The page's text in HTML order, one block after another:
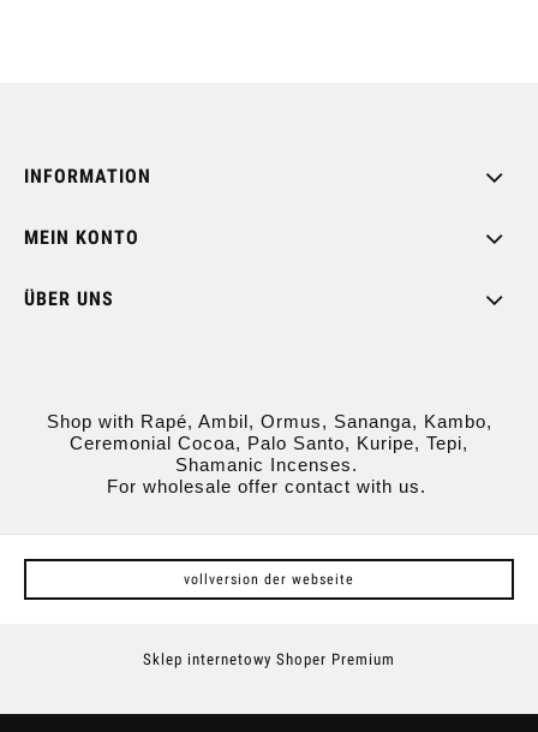
INFORMATION
MEIN KONTO
ÜBER UNS
Shop with Rapé, Ambil, Ormus, Sananga, Kambo,
Ceremonial Cocoa, Palo Santo, Kuripe, Tepi,
Shamanic Incenses.
For wholesale offer contact with us.
vollversion der webseite
Sklep internetowy Shoper Premium